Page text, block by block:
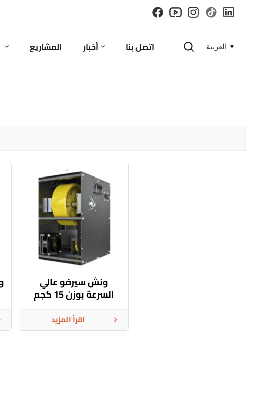
المشاريع أخبار اتصل بنا العربية
ونش سيرفو عالي
السرعة بوزن 15 كجم
اقرأ المزيد